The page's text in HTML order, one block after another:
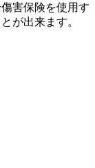
害保険を使用す
が出来ます。